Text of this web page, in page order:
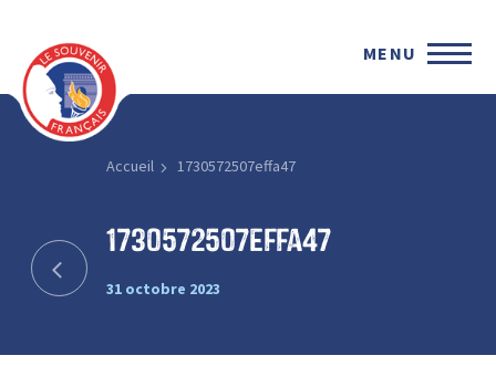
MENU
Accueil 1730572507effa47
1730572507effa47
31 octobre 2023